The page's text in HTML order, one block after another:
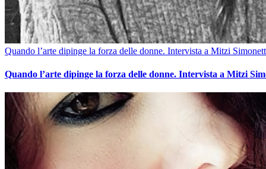
Quando l’arte dipinge la forza delle donne. Intervista a Mitzi
Quando l’arte dipinge la forza delle donne. Intervista a Mitzi